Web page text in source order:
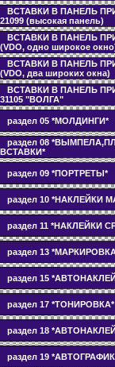
ВСТАВКИ В ПАНЕЛЬ
21099 (высокая панель)
ВСТАВКИ В ПАНЕЛЬ
(VDO, одно широкое
ВСТАВКИ В ПАНЕЛЬ
(VDO, два широких окна)
ВСТАВКИ В ПАНЕЛЬ
31105 "ВОЛГА"
раздел 05 *МОЛДИНГИ*
раздел 08
ВСТАВКИ*
раздел 09 *ПОРТРЕТЫ*
раздел 10 *НАКЛЕЙКИ
раздел 11 *НАКЛЕЙКИ
раздел 13
раздел 15
раздел 17 *ТОНИРОВКА*
раздел 18
раздел 19